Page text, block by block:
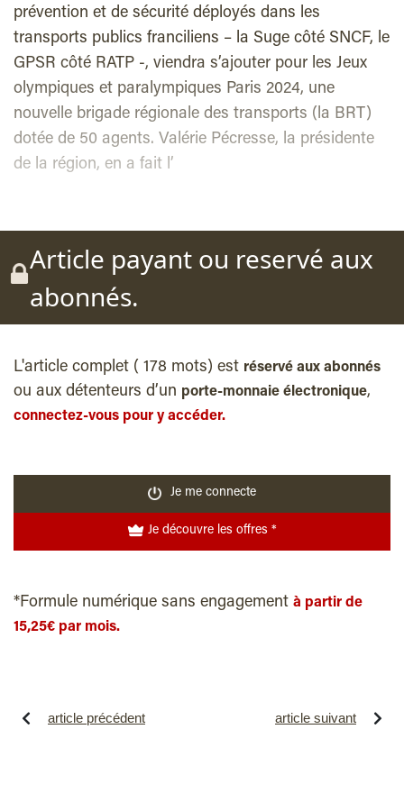
prévention et de sécurité déployés dans les
transports publics franciliens – la Suge côté SNCF, le
GPSR côté RATP -, viendra s’ajouter pour les Jeux
olympiques et paralympiques Paris 2024, une
nouvelle brigade régionale des transports (la BRT)
dotée de 50 agents. Valérie Pécresse, la présidente
de la région, en a fait l’
Article payant ou reservé aux
abonnés.
L'article complet ( 178 mots) est réservé aux abonnés
ou aux détenteurs d’un porte-monnaie électronique,
connectez-vous pour y accéder.
Je me connecte
Je découvre les offres *
*Formule numérique sans engagement à partir de
15,25€ par mois.
article précédent article suivant